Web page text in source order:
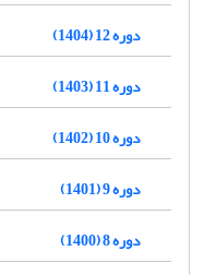
دوره 12 (1404)
دوره 11 (1403)
دوره 10 (1402)
دوره 9 (1401)
دوره 8 (1400)